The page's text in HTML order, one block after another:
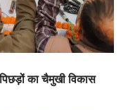
का चैमुखी विकास